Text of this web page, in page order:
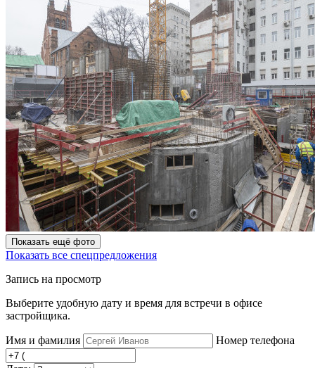
Показать ещё фото
Показать все спецпредложения
Запись на просмотр
Выберите удобную дату и время для встречи в офисе
застройщика.
Имя и фамилия Номер телефона